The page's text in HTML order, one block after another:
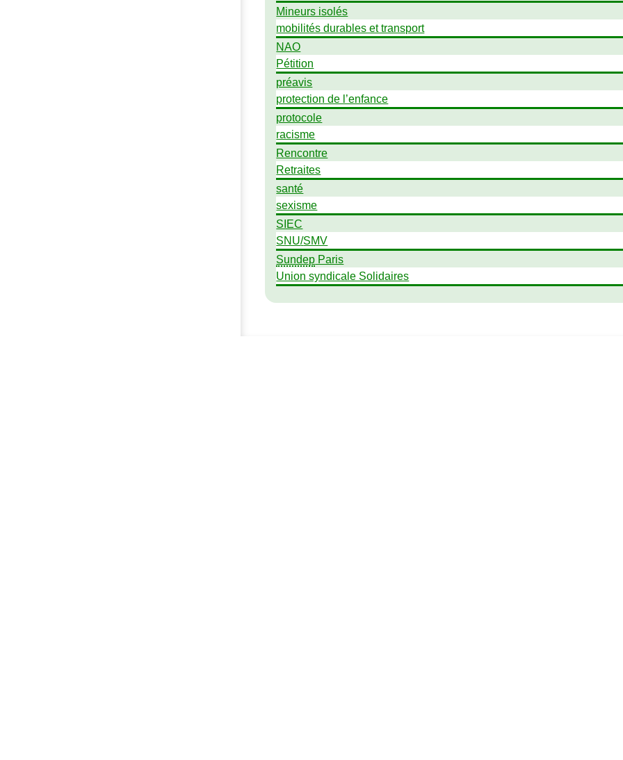
Mineurs isolés
mobilités durables et transport
NAO
Pétition
préavis
protection de l’enfance
protocole
racisme
Rencontre
Retraites
santé
sexisme
SIEC
SNU/SMV
Sundep Paris
Union syndicale Solidaires